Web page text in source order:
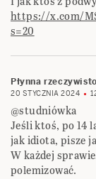
https://x.com/
s=20
Płynna
20 STYCZNIA 2024
@studniówka
Jeśli ktoś, po 14
jak idiota, pisze
W każdej
polemizować.